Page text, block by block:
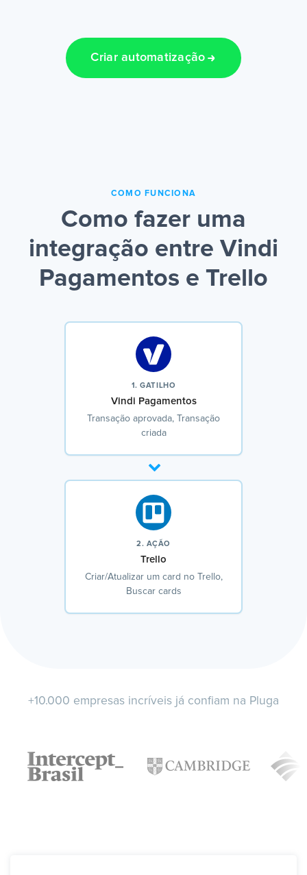
Criar automatização
COMO FUNCIONA
Como fazer uma
integração entre Vindi
Pagamentos e Trello
1. GATILHO
Vindi Pagamentos
Transação aprovada, Transação
criada
2. AÇÃO
Trello
Criar/Atualizar um card no Trello,
Buscar cards
+10.000 empresas incríveis já confiam na Pluga